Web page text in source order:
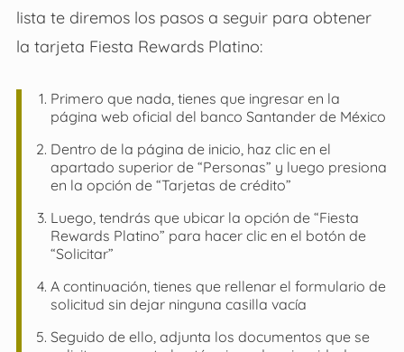
lista te diremos los pasos a seguir para obtener
la tarjeta Fiesta Rewards Platino:
Primero que nada, tienes que ingresar en la
página web oficial del banco Santander de México
Dentro de la página de inicio, haz clic en el
apartado superior de “Personas” y luego presiona
en la opción de “Tarjetas de crédito”
Luego, tendrás que ubicar la opción de “Fiesta
Rewards Platino” para hacer clic en el botón de
“Solicitar”
A continuación, tienes que rellenar el formulario de
solicitud sin dejar ninguna casilla vacía
Seguido de ello, adjunta los documentos que se